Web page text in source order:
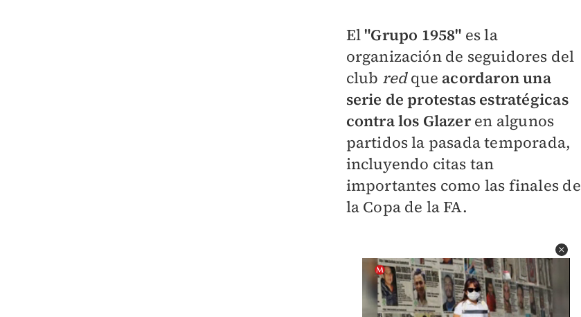
El"Grupo 1958" es la
organización de seguidores del
club redque acordaron una
serie de protestas estratégicas
contra los Glazeren algunos
partidos la pasada temporada,
incluyendo citas tan
importantes como las finales de
la Copa de la FA.